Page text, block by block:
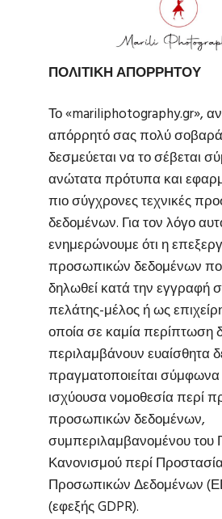
ΠΟΛΙΤΙΚΗ ΑΠΟΡΡΗΤΟΥ
Το «mariliphotography.gr»,
απόρρητό σας πολύ σοβαρά
δεσμεύεται να το σέβεται
ανώτατα πρότυπα και
πιο σύγχρονες τεχνικές
δεδομένων. Για τον λόγο
ενημερώνουμε ότι η
προσωπικών δεδομένων
δηλωθεί κατά την εγγραφή
πελάτης-μέλος ή ως
οποία σε καμία περίπτωση
περιλαμβάνουν ευαίσθητα
πραγματοποιείται σύμφωνα
ισχύουσα νομοθεσία περί
προσωπικών δεδομένων,
συμπεριλαμβανομένου του
Κανονισμού περί
Προσωπικών Δεδομένων
(εφεξής GDPR).